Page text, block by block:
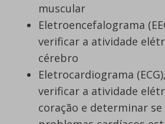
muscular
Eletroencefalograma
verificar a atividade
cérebro
Eletrocardiograma
verificar a atividade
coração e determinar se